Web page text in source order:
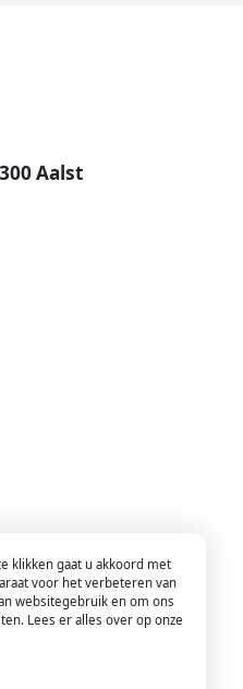
Aalst
klikken gaat u akkoord met
voor het verbeteren van
websitegebruik en om ons
Lees er alles over op onze